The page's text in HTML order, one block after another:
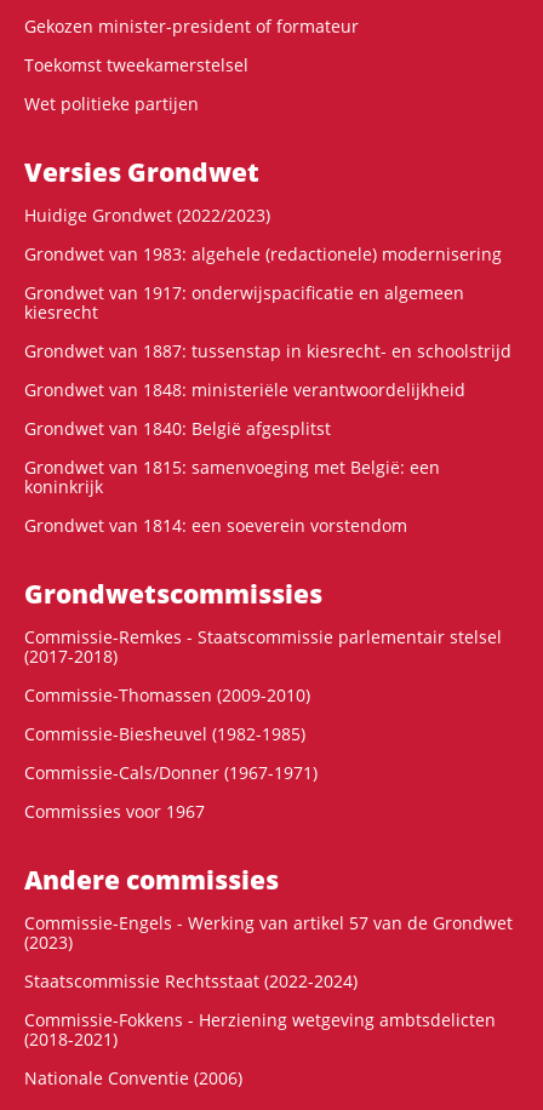
Gekozen minister-president of formateur
Toekomst tweekamerstelsel
Wet politieke partijen
Versies Grondwet
Huidige Grondwet (2022/2023)
Grondwet van 1983: algehele (redactionele) modernisering
Grondwet van 1917: onderwijspacificatie en algemeen
kiesrecht
Grondwet van 1887: tussenstap in kiesrecht- en schoolstrijd
Grondwet van 1848: ministeriële verantwoordelijkheid
Grondwet van 1840: België afgesplitst
Grondwet van 1815: samenvoeging met België: een
koninkrijk
Grondwet van 1814: een soeverein vorstendom
Grondwets­commissies
Commissie-Remkes - Staatscommissie parlementair stelsel
(2017-2018)
Commissie-Thomassen (2009-2010)
Commissie-Biesheuvel (1982-1985)
Commissie-Cals/Donner (1967-1971)
Commissies voor 1967
Andere commissies
Commissie-Engels - Werking van artikel 57 van de Grondwet
(2023)
Staatscommissie Rechtsstaat (2022-2024)
Commissie-Fokkens - Herziening wetgeving ambtsdelicten
(2018-2021)
Nationale Conventie (2006)